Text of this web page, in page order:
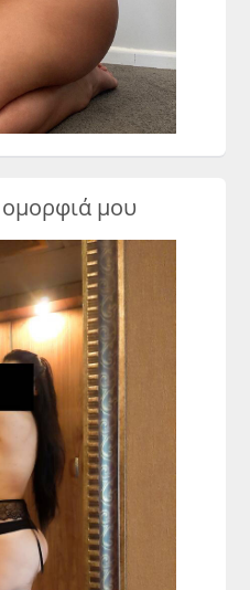
μου